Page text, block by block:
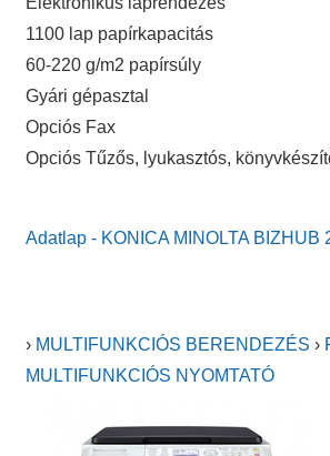
1100 lap papírkapacitás
60-220 g/m2 papírsúly
Gyári gépasztal
Opciós Fax
Opciós Tűzős, lyukasztós,
Adatlap - KONICA MINOLTA BIZHUB
› MULTIFUNKCIÓS BERENDEZÉS ›
MULTIFUNKCIÓS NYOMTATÓ